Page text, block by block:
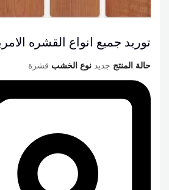
توريد جميع انواع القشره
حالة المنتج جديد نوع الخشب قشرة